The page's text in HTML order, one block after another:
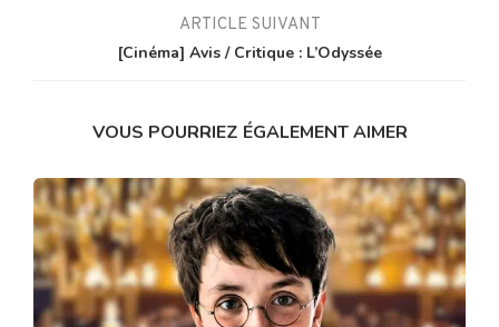
ARTICLE SUIVANT
[Cinéma] Avis / Critique : L’Odyssée
VOUS POURRIEZ ÉGALEMENT AIMER